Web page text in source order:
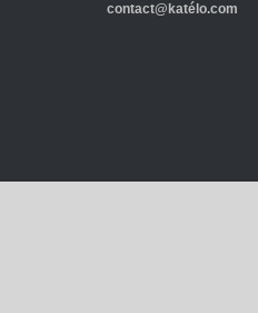
contact@katélo.com